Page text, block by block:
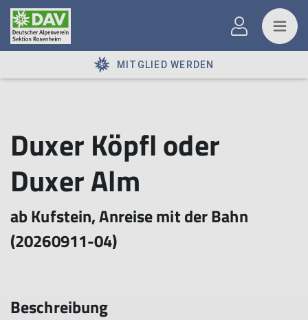
MITGLIED WERDEN
Duxer Köpfl oder
Duxer Alm
ab Kufstein, Anreise mit der Bahn
(20260911-04)
Beschreibung